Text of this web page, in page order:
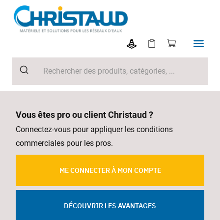
Vous êtes pro ou client Christaud ?
Connectez-vous pour appliquer les conditions
commerciales pour les pros.
ME CONNECTER À MON COMPTE
DÉCOUVRIR LES AVANTAGES